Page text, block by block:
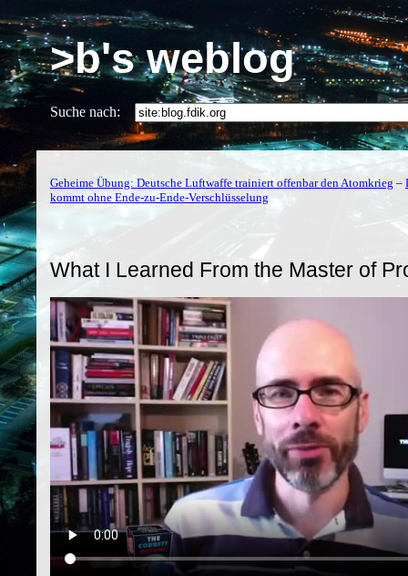
>b's weblog
Suche nach:
Geheime Übung: Deutsche Luftwaffe trainiert offenbar den Atomkrieg –
kommt ohne Ende-zu-Ende-Verschlüsselung
What I Learned From the Master of